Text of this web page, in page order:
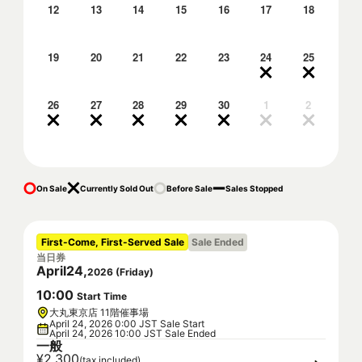
12 13 14 15 16 17 18
19 20 21 22 23 24 25
26 27 28 29 30 1 2
On Sale Currently Sold Out Before Sale Sales Stopped
First-Come, First-Served Sale Sale Ended
当日券
April24,2026 (Friday)
10:00 Start Time
大丸東京店 11階催事場
April 24, 2026 0:00 JST Sale Start
April 24, 2026 10:00 JST Sale Ended
一般
¥2,300